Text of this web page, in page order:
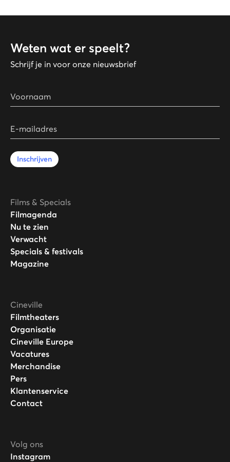
Weten wat er speelt?
Schrijf je in voor onze nieuwsbrief
Voornaam
E-mailadres
Inschrijven
Films & Specials
Filmagenda
Nu te zien
Verwacht
Specials & festivals
Magazine
Cineville
Filmtheaters
Organisatie
Cineville Europe
Vacatures
Merchandise
Pers
Klantenservice
Contact
Volg ons
Instagram